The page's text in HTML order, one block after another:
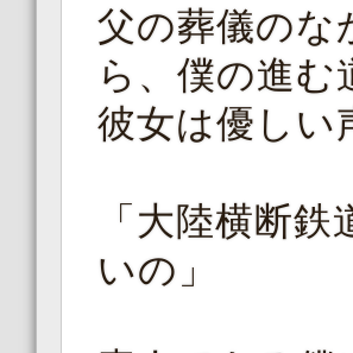
父の葬儀のな
ら、僕の進
彼女は優しい
「大陸横断
いの」